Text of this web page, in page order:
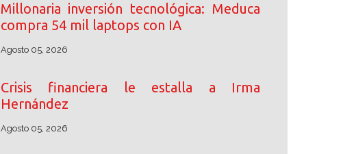
Millonaria inversión tecnológica: Meduca
compra 54 mil laptops con IA
Agosto 05, 2026
Crisis financiera le estalla a Irma
Hernández
Agosto 05, 2026